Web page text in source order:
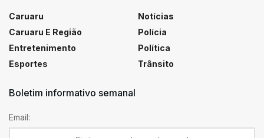
Caruaru
Caruaru E Região
Entretenimento
Esportes
Notícias
Polícia
Política
Trânsito
Boletim informativo semanal
Email: